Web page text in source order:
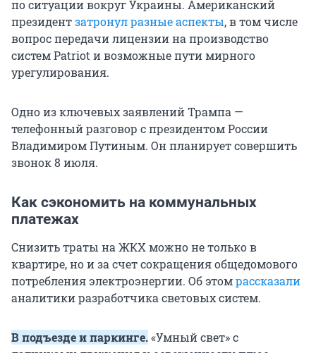
по ситуации вокруг Украины. Американский
президентзатронул разные аспекты, в том числе
вопрос передачи лицензии на производство
систем Patriot и возможные пути мирного
урегулирования.
Одно из ключевых заявлений Трампа —
телефонный разговор с президентом России
Владимиром Путиным. Он планирует совершить
звонок 8 июля.
Как сэкономить на коммунальных
платежах
Снизить траты на ЖКХ можно не только в
квартире, но и за счет сокращения общедомового
потребления электроэнергии. Об этомрассказали
аналитики разработчика световых систем.
В подъезде и паркинге.«Умный свет» с